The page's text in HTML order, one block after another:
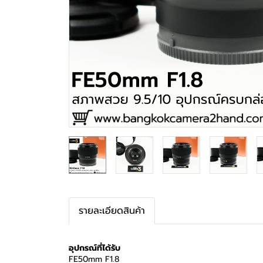
รายละเอียดสินค้า
อุปกรณ์ที่ได้รับ
FE50mm F1.8